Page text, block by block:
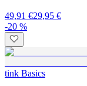
49,91 €29,95 €
-20 %
tink Basics